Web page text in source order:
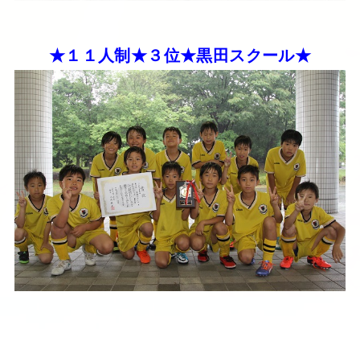
★１１人制★３位★黒田スクール★